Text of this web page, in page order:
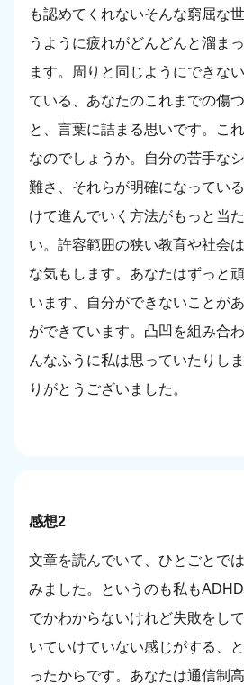
も認めてくれないそんな窮屈な
うように疲れがどんどんと溜ま
ます。周りと同じようにできな
ている、あなたのこれまでの傷
と、言葉に詰まる思いです。こ
なのでしょうか。自分の苦手な
難さ、それらが明確になってい
けて進んでいく方法がもっと当
い。許容範囲の狭い教育や社会
な気もします。あなたはずっと
います、自分ができないことが
ができています。凸凹を組み合
んなふうに私は思っていたりし
りがとうございました。
感想2
文章を読んでいて、ひとごとで
みました。というのも私も
でかわからないけれど失敗をし
いていけていない感じがする、
ったからです。あなたは通信制